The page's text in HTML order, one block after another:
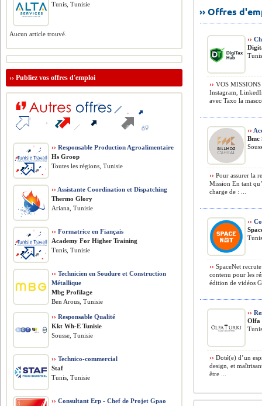
›› Offres
››
›› VOS MISSIONS
Instagram,
avec Taxo la
››
Bmc
›› Pour assurer la
Mission En tant
charge de : ...
››
›› SpaceNet
contenu pour les
édition de vidéos
››
Olfa
›› Doté(e) d’un
design, et
être ...
Tunis, Tunisie
Aucun article trouvé.
››Publiez vos offres d'emploi
›› Responsable Production Agroalimentaire
Hs Groop
Toutes les régions, Tunisie
›› Assistante Coordination et Dispatching
Thermo Glory
Ariana, Tunisie
›› Formatrice en Fiançais
Academy For Higher Training
Tunis, Tunisie
›› Technicien en Soudure et Construction
Métallique
Mbg Profilage
Ben Arous, Tunisie
›› Responsable Qualité
Kkt Wh-E Tunisie
Sousse, Tunisie
›› Technico-commercial
Staf
Tunis, Tunisie
›› Consultant Erp - Chef de Projet Gpao